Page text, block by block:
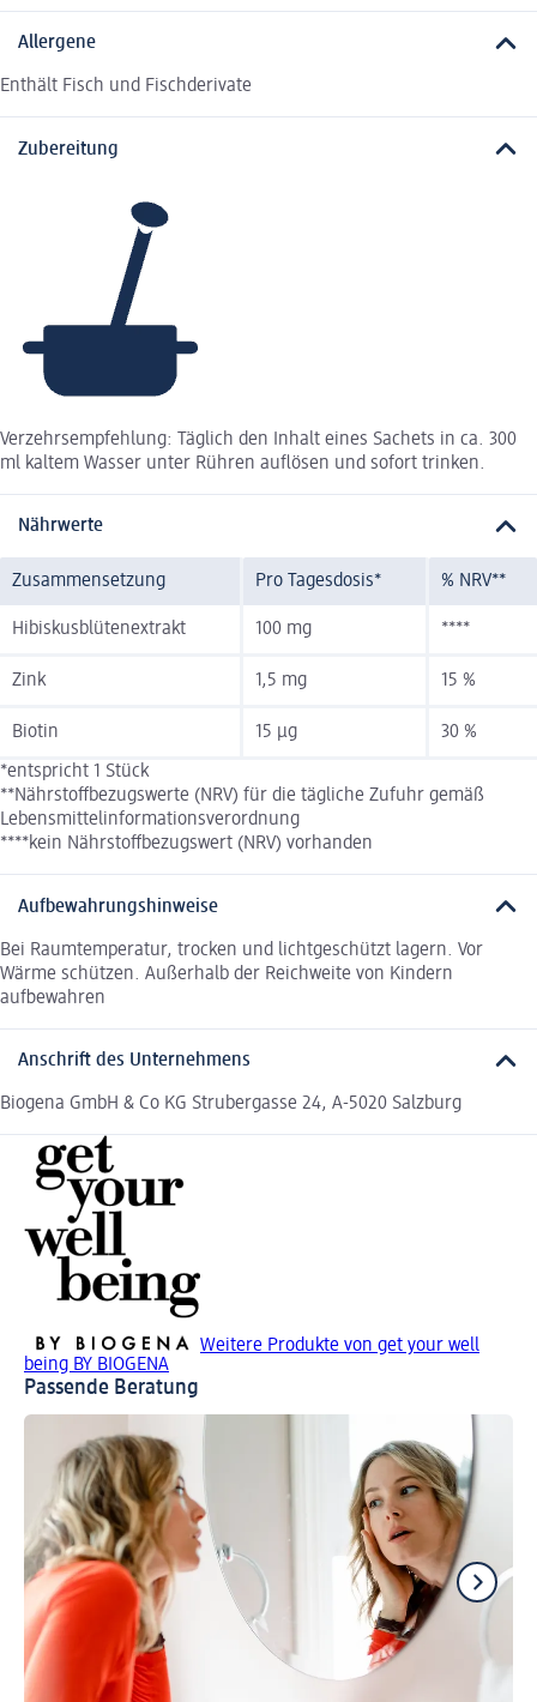
Allergene
Enthält Fisch und Fischderivate
Zubereitung
Verzehrsempfehlung: Täglich den Inhalt eines Sachets in ca. 300
ml kaltem Wasser unter Rühren auflösen und sofort trinken.
Nährwerte
Zusammensetzung Pro Tagesdosis* % NRV**
Hibiskusblütenextrakt 100 mg ****
Zink 1,5 mg 15 %
Biotin 15 µg 30 %
*entspricht 1 Stück
**Nährstoffbezugswerte (NRV) für die tägliche Zufuhr gemäß
Lebensmittelinformationsverordnung
****kein Nährstoffbezugswert (NRV) vorhanden
Aufbewahrungshinweise
Bei Raumtemperatur, trocken und lichtgeschützt lagern. Vor
Wärme schützen. Außerhalb der Reichweite von Kindern
aufbewahren
Anschrift des Unternehmens
Biogena GmbH & Co KG Strubergasse 24, A-5020 Salzburg
Weitere Produkte von get your well
being BY BIOGENA
Passende Beratung